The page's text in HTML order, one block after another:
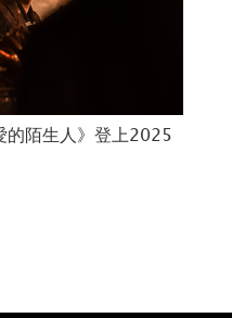
的陌生人》登上2025